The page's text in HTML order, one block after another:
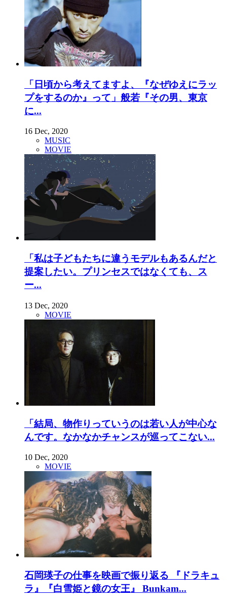
「日頃から考えてますよ、『なぜゆえにラッ
プをするのか』って」般若『その男、東京
に...
16 Dec, 2020
MUSIC
MOVIE
「私は子どもたちに違うモデルもあるんだと
提案したい。プリンセスではなくても、ス
ー...
13 Dec, 2020
MOVIE
「結局、物作りっていうのは若い人が中心な
んです。なかなかチャンスが巡ってこない...
10 Dec, 2020
MOVIE
石岡瑛子の仕事を映画で振り返る 『ドラキュ
ラ』『白雪姫と鏡の女王』 Bunkam...